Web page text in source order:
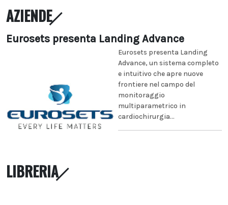
AZIENDE
Eurosets presenta Landing Advance
Eurosets presenta Landing
Advance, un sistema completo
e intuitivo che apre nuove
frontiere nel campo del
monitoraggio
multiparametrico in
cardiochirurgia...
LIBRERIA